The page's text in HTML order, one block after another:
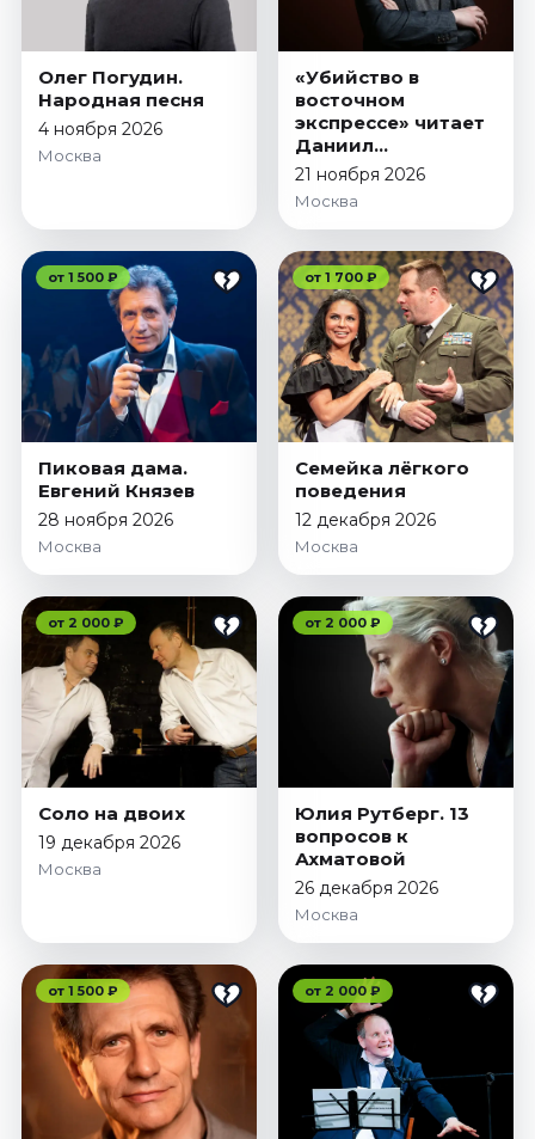
Январь 2027
Стендап
Август 2026
Сентябрь 2026
Октябрь 2026
Выставки
Август 2026
Сентябрь 2026
Октябрь 2026
Декабрь 2026
Январь 2027
Экскурсии
Сентябрь 2026
Октябрь 2026
Спорт
Август 2026
Сентябрь 2026
Октябрь 2026
События
Август 2026
Сентябрь 2026
Октябрь 2026
Ноябрь 2026
Январь 2027
Площадки
Олег Погудин.
Народная песня
4 ноября 2026
Москва
«Убийство в
восточном
экспрессе» читает
Даниил
Спиваковский
21 ноября 2026
Москва
от 1 500 ₽
Пиковая дама.
Евгений Князев
28 ноября 2026
Москва
от 1 700 ₽
Семейка лёгкого
поведения
12 декабря 2026
Москва
от 2 000 ₽
Соло на двоих
19 декабря 2026
Москва
от 2 000 ₽
Юлия Рутберг. 13
вопросов к
Ахматовой
26 декабря 2026
Москва
от 1 500 ₽ от 2 000 ₽